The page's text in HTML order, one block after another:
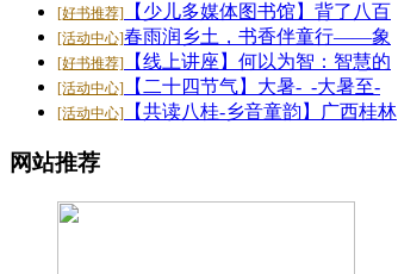
[好书推荐] 【少儿多媒体图书馆】背了八百
[活动中心]春雨润乡土，书香伴童行——象
[好书推荐] 【线上讲座】何以为智：智慧的
[活动中心] 【二十四节气】大暑-_-大暑至-
[活动中心] 【共读八桂-乡音童韵】广西桂林
网站推荐